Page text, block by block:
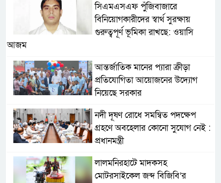
সিএমএসএফ পুঁজিবাজারে
বিনিয়োগকারীদের স্বার্থ সুরক্ষায়
গুরুত্বপূর্ণ ভূমিকা রাখছে: ওয়াসি
আজম
আন্তর্জাতিক মানের প্যারা ক্রীড়া
প্রতিযোগিতা আয়োজনের উদ্যোগ
নিয়েছে সরকার
নদী দূষণ রোধে সমন্বিত পদক্ষেপ
গ্রহণে অবহেলার কোনো সুযোগ নেই :
প্রধানমন্ত্রী
লালমনিরহাটে মাদকসহ
মোটরসাইকেল জব্দ বিজিবি’র